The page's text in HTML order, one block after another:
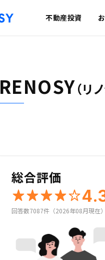
不動産投資
RENOSY（リ
総合評価
回答数7087件（2026年08月現在）